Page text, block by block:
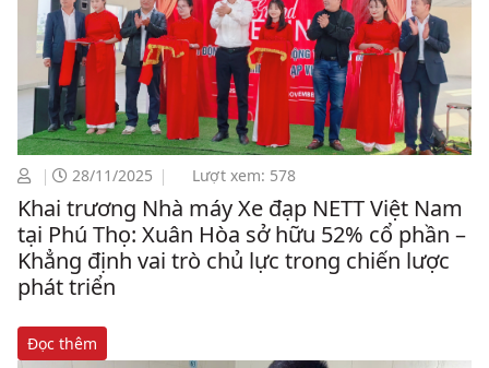
28/11/2025 Lượt xem: 578
Khai trương Nhà máy Xe đạp NETT Việt Nam
tại Phú Thọ: Xuân Hòa sở hữu 52% cổ phần –
Khẳng định vai trò chủ lực trong chiến lược
phát triển
Đọc thêm